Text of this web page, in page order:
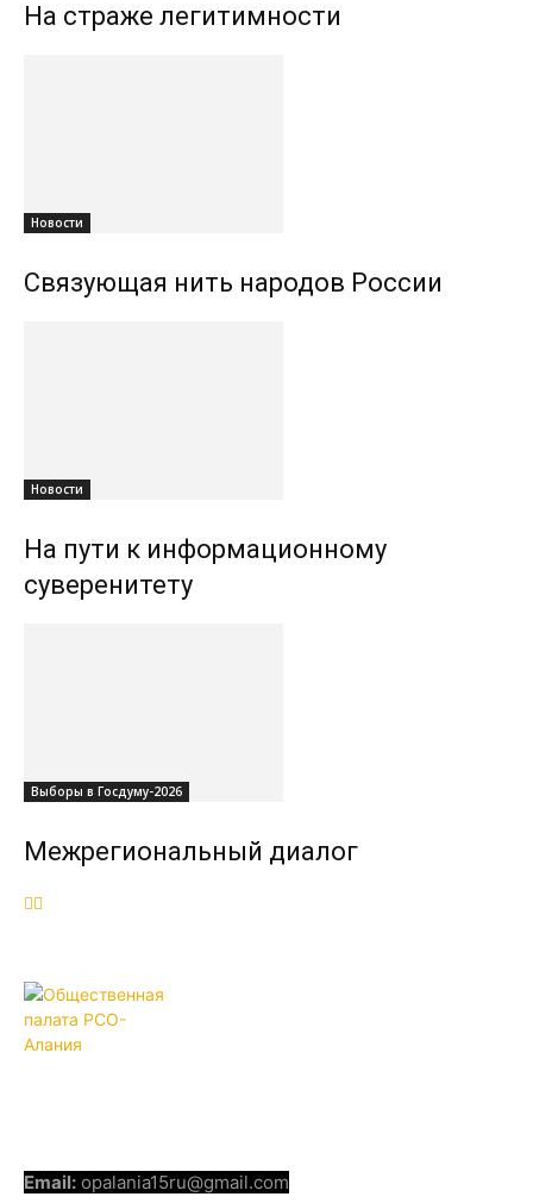
На страже легитимности
Новости
Связующая нить народов России
Новости
На пути к информационному
суверенитету
Выборы в Госдуму-2026
Межрегиональный диалог
Email: opalania15ru@gmail.com